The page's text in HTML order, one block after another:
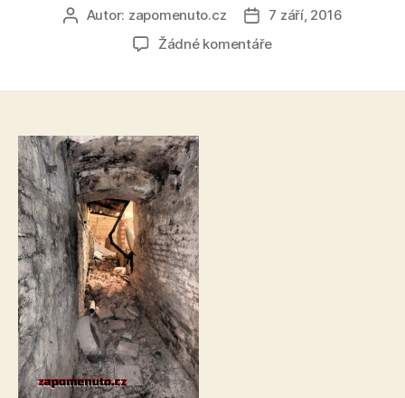
AutorAutor: zapomenuto.cz
Datum
příspěvku
7 září, 2016
Žádné komentářeu